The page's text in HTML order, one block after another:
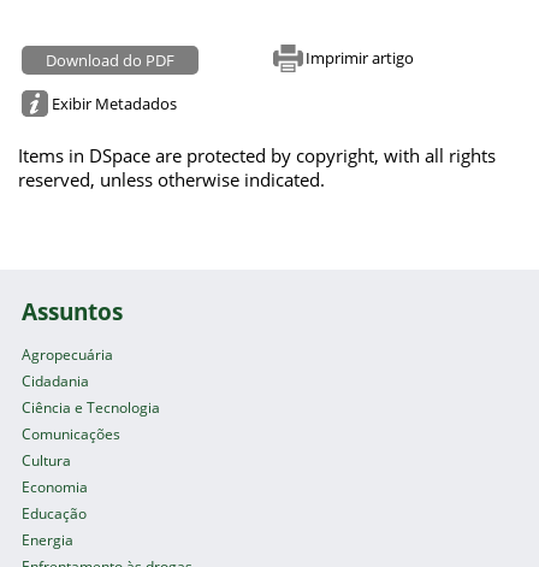
Download do PDF Imprimir artigo
Exibir Metadados
Items in DSpace are protected by copyright, with all rights
reserved, unless otherwise indicated.
Assuntos
Agropecuária
Cidadania
Ciência e Tecnologia
Comunicações
Cultura
Economia
Educação
Energia